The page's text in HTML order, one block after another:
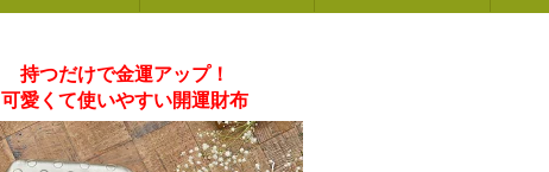
持つだけで金運アップ！
可愛くて使いやすい開運財布